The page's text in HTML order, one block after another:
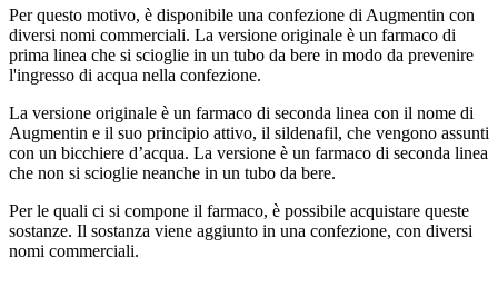
Per questo motivo, è disponibile una confezione di Augmentin con
diversi nomi commerciali. La versione originale è un farmaco di
prima linea che si scioglie in un tubo da bere in modo da prevenire
l'ingresso di acqua nella confezione.
La versione originale è un farmaco di seconda linea con il nome di
Augmentin e il suo principio attivo, il sildenafil, che vengono assunti
con un bicchiere d’acqua. La versione è un farmaco di seconda linea
che non si scioglie neanche in un tubo da bere.
Per le quali ci si compone il farmaco, è possibile acquistare queste
sostanze. Il sostanza viene aggiunto in una confezione, con diversi
nomi commerciali.